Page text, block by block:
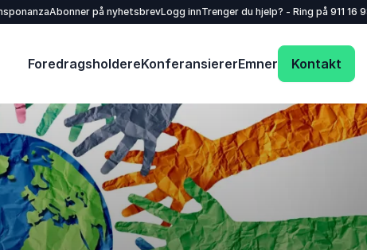
Abonner på nyhetsbrevLogg innTrenger du hjelp? - Ring på 911 16
ForedragsholdereKonferansiererEmner Kontakt
Dit navn*
E-mail*